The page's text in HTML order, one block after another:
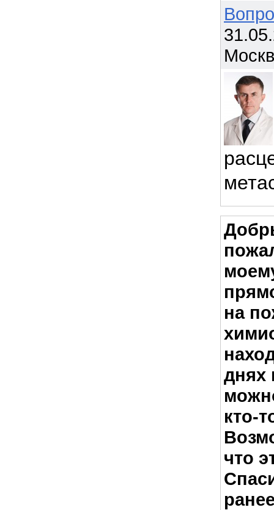
на
днях
кто-
что